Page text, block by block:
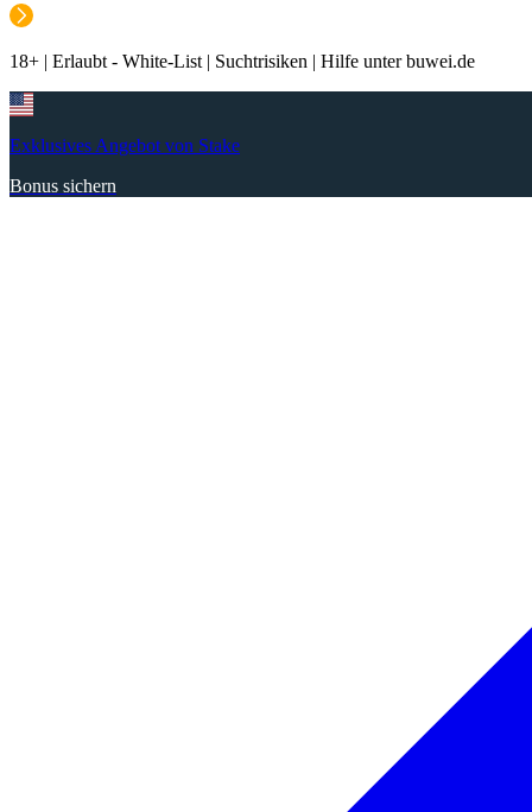
18+ | Erlaubt - White-List | Suchtrisiken | Hilfe unter buwei.de
Exklusives Angebot von Stake
Bonus sichern